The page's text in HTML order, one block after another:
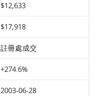
$12,633
$17,918
註冊處成交
+274.6%
2003-06-28